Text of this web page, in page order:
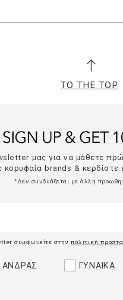
TO THE TOP
μας για να μάθετε
brands &
*Δεν συνδυάζεται με άλλη
συμφωνείτε στηνπολιτική
ΑΝΔΡΑΣ ΓΥΝΑΙΚΑ